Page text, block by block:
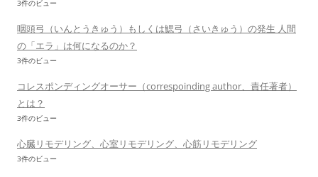
3件のビュー
咽頭弓（いんとうきゅう）もしくは鰓弓（さいきゅう）の発生 人間
の「エラ」は何になるのか？
3件のビュー
コレスポンディングオーサー（correspoinding author、責任著者）
とは？
3件のビュー
心臓リモデリング、心室リモデリング、心筋リモデリング
3件のビュー